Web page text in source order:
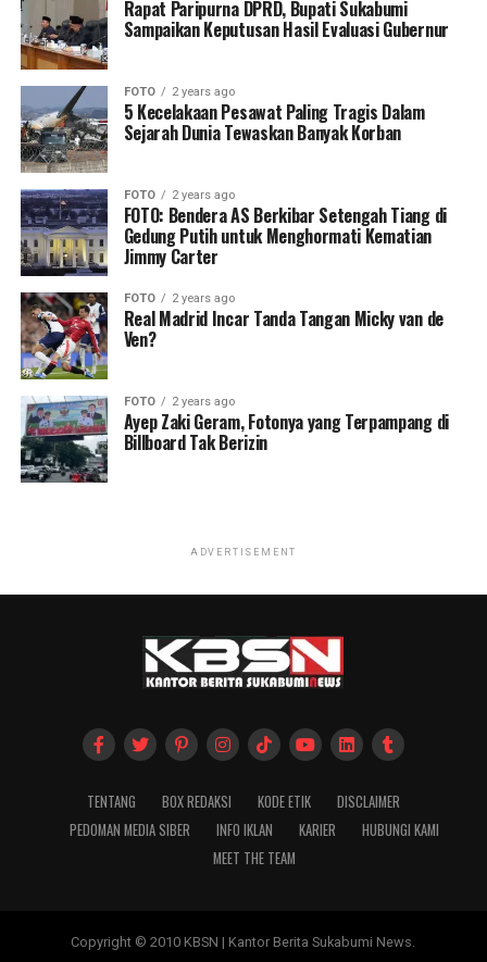
Rapat Paripurna DPRD, Bupati Sukabumi
Sampaikan Keputusan Hasil Evaluasi Gubernur
FOTO 2 years ago
5 Kecelakaan Pesawat Paling Tragis Dalam
Sejarah Dunia Tewaskan Banyak Korban
FOTO 2 years ago
FOTO: Bendera AS Berkibar Setengah Tiang di
Gedung Putih untuk Menghormati Kematian
Jimmy Carter
FOTO 2 years ago
Real Madrid Incar Tanda Tangan Micky van de
Ven?
FOTO 2 years ago
Ayep Zaki Geram, Fotonya yang Terpampang di
Billboard Tak Berizin
ADVERTISEMENT
TENTANG BOX REDAKSI KODE ETIK
DISCLAIMER
PEDOMAN MEDIA SIBER
INFO IKLAN KARIER
HUBUNGI KAMI
MEET THE TEAM
Copyright © 2010 KBSN | Kantor Berita Sukabumi News.